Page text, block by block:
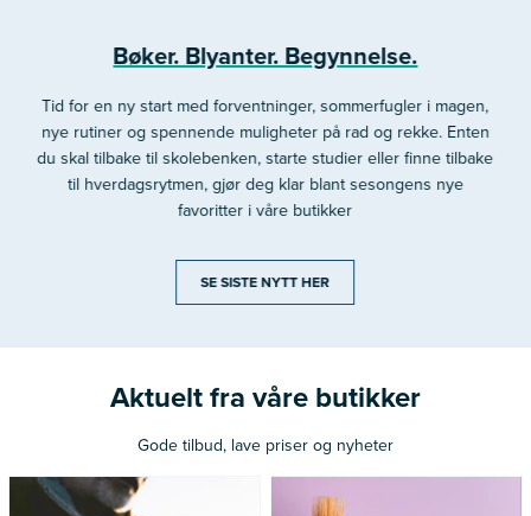
Bøker. Blyanter. Begynnelse.
Tid for en ny start med forventninger, sommerfugler i magen,
nye rutiner og spennende muligheter på rad og rekke. Enten
du skal tilbake til skolebenken, starte studier eller finne tilbake
til hverdagsrytmen, gjør deg klar blant sesongens nye
favoritter i våre butikker
SE SISTE NYTT HER
Aktuelt fra våre butikker
Gode tilbud, lave priser og nyheter
Nå: 260 kr Før: 325 kr